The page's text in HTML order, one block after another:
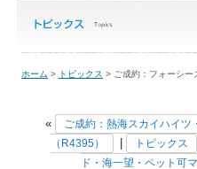
ホーム > トピックス > ご成約：フォーシー
«
ご成約：熱海スカイハイツ
（R4395）
トピックス
ド・海一望・ペット可